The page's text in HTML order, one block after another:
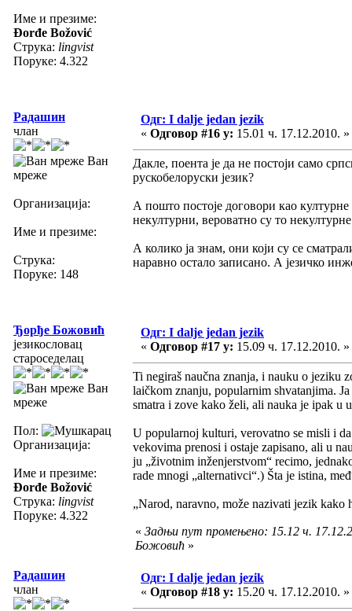
Име и презиме:
Đorđe Božović
Струка: lingvist
Поруке: 4.322
Радашин
члан
Ван
мреже
Организација:
Име и презиме:
Струка:
Поруке: 148
Одг: I dalje jedan jezik
« Одговор #16 у: 15.01 ч. 17.12.2010. »
Дакле, поента је да не постоји само
рускобелоруски језик?
А пошто постоје договори као културне
некултурни, вероватно су то
А колико ја знам, они који су се
наравно остало записано. А језичко
Ђорђе Божовић
језикословац
староседелац
Ван
мреже
Пол:
Организација:
Име и презиме:
Đorđe Božović
Струка: lingvist
Поруке: 4.322
Одг: I dalje jedan jezik
« Одговор #17 у: 15.09 ч. 17.12.2010. »
Ti negiraš naučna znanja, i nauku o jeziku
laičkom znanju, popularnim shvatanjima.
smatra i zove kako želi, ali nauka je ipak u
U popularnoj kulturi, verovatno se misli i da
vekovima prenosi i ostaje zapisano, ali u
ju „životnim inženjerstvom“ recimo,
rade mnogi „alternativci“.) Šta je istina,
„Narod, naravno, može nazivati jezik kako
« Задњи пут промењено: 15.12 ч.
Божовић »
Радашин
члан
Одг: I dalje jedan jezik
« Одговор #18 у: 15.20 ч. 17.12.2010. »